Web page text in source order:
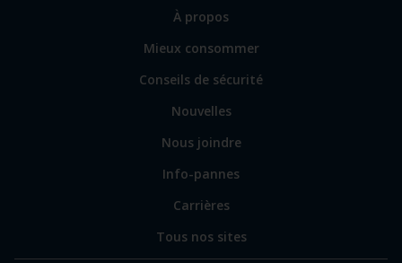
principales
Lien
certains
sites
À propos
Mieux consommer
Conseils de sécurité
Nouvelles
Nous joindre
Info-pannes
Carrières
Tous nos sites